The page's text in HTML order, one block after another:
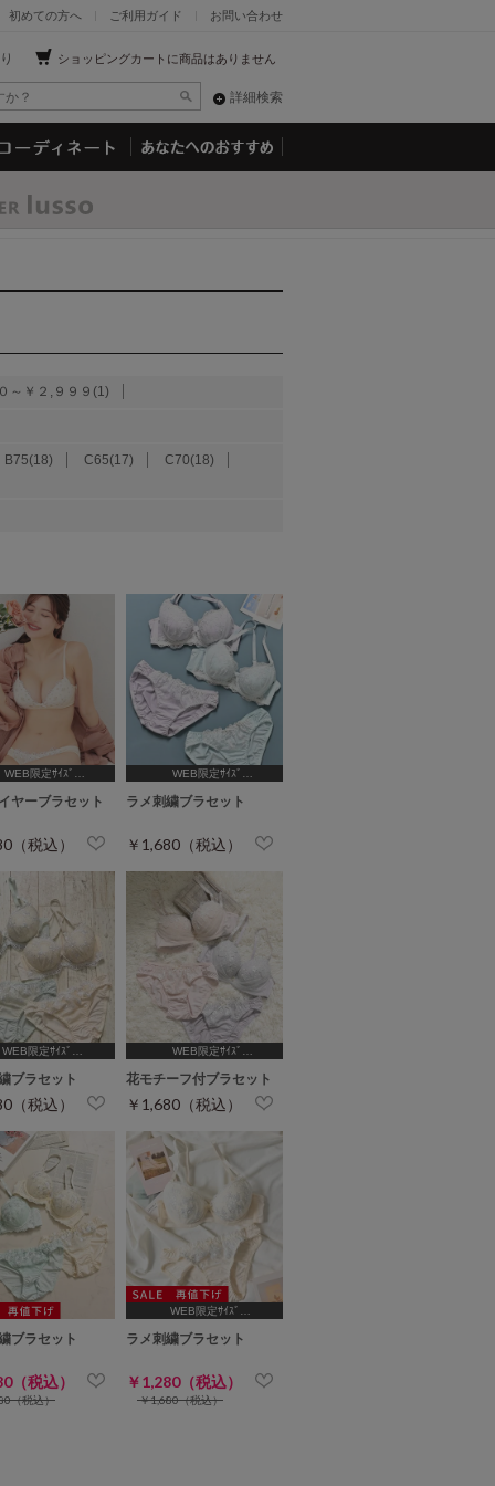
お問い合わせ
ご利用ガイド
初めての方へ
ショッピングカートに商品はありません
詳細検索
～￥２,９９９(1)
B75(18) C65(17)
C70(18)
WEB限定ｻｲｽﾞ
ヤーブラセット
（税込）
WEB限定ｻｲｽﾞ
ラメ刺繍ブラセット
￥1,680（税込）
WEB限定ｻｲｽﾞ
ブラセット
（税込）
WEB限定ｻｲｽﾞ
花モチーフ付ブラセット
￥1,680（税込）
ブラセット
（税込）
（税込）
WEB限定ｻｲｽﾞ
ラメ刺繍ブラセット
￥1,280（税込）
￥1,680（税込）